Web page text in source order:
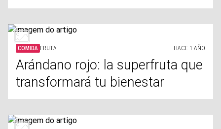
COMIDA FRUTA HACE 1 AÑO
Arándano rojo: la superfruta que
transformará tu bienestar